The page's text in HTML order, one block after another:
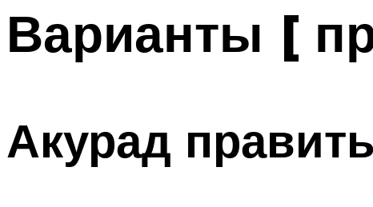
Варианты [
Акурад править